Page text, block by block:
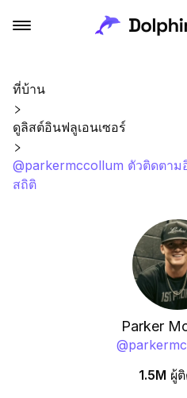
ที่บ้าน
ดูลิสต์อินฟลูเอนเซอร์
@parkermccollum ตัวติดตาม
สถิติ
Parker
@
1.5M ผู้